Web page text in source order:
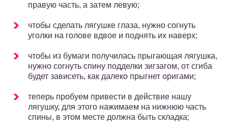
правую часть, а затем левую;
чтобы сделать лягушке глаза, нужно согнуть
уголки на голове вдвое и поднять их наверх;
чтобы из бумаги получилась прыгающая лягушка,
нужно согнуть спину подделки зигзагом, от сгиба
будет зависеть, как далеко прыгнет оригами;
теперь пробуем привести в действие нашу
лягушку, для этого нажимаем на нижнюю часть
спины, в этом месте должна быть складка;